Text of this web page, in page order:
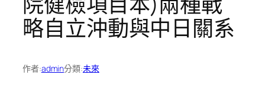
略自立沖動與中日關系
作者:admin分類:未來